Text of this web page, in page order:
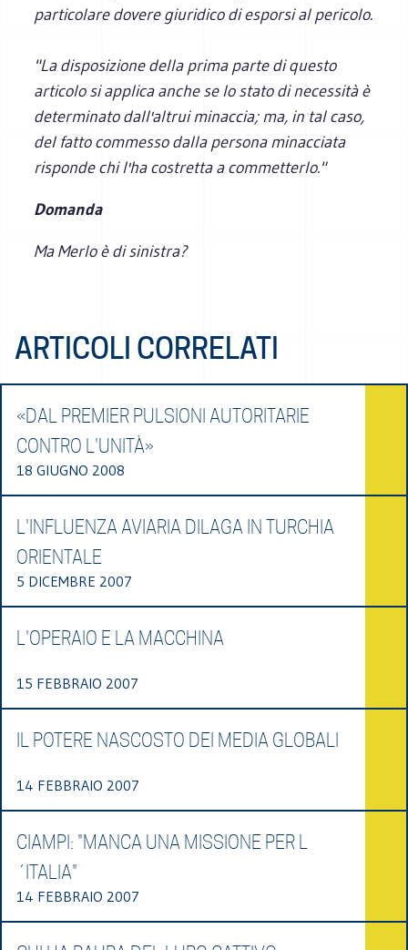
particolare dovere giuridico di esporsi al pericolo.
"La disposizione della prima parte di questo
articolo si applica anche se lo stato di necessità è
determinato dall'altrui minaccia; ma, in tal caso,
del fatto commesso dalla persona minacciata
risponde chi l'ha costretta a commetterlo."
Domanda
Ma Merlo è di sinistra?
ARTICOLI CORRELATI
«DAL PREMIER PULSIONI AUTORITARIE
CONTRO L'UNITÀ»
18 GIUGNO 2008
L'INFLUENZA AVIARIA DILAGA IN TURCHIA
ORIENTALE
5 DICEMBRE 2007
L'OPERAIO E LA MACCHINA
15 FEBBRAIO 2007
IL POTERE NASCOSTO DEI MEDIA GLOBALI
14 FEBBRAIO 2007
CIAMPI: "MANCA UNA MISSIONE PER L
´ITALIA"
14 FEBBRAIO 2007